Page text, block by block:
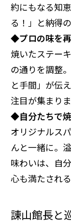
約にもなる知
る！」と納得
◆プロの味を再
焼いたステー
の通りを調整
と手間」が伝
注目が集まりま
◆自分たちで
オリジナルス
んと一緒に。
味わいは、自
心も満たされ
諌山館長と